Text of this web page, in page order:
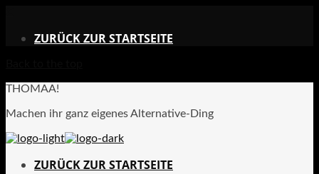
ZURÜCK ZUR STARTSEITE
THOMAA!
Machen ihr ganz eigenes Alternative-Ding
ZURÜCK ZUR STARTSEITE